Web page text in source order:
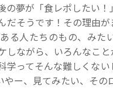
夢が「食レポしたい！
だそうです！その理由
る人たちのもの、みた
しながら、いろんなこ
学ってそんな難しくな
やー、見てみたい、その